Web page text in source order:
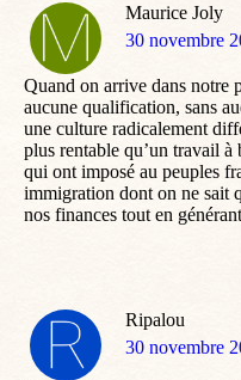
Maurice Joly
dit
30 novembre
Quand on arrive dans notre
aucune qualification, sans
une culture radicalement
plus rentable qu’un travail
qui ont imposé au peuples
immigration dont on ne sait
nos finances tout en
Ripalou
dit
30 novembre